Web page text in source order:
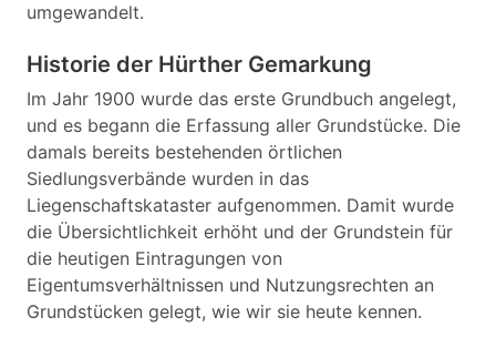
umgewandelt.
Historie der Hürther Gemarkung
Im Jahr 1900 wurde das erste Grundbuch angelegt,
und es begann die Erfassung aller Grundstücke. Die
damals bereits bestehenden örtlichen
Siedlungsverbände wurden in das
Liegenschaftskataster aufgenommen. Damit wurde
die Übersichtlichkeit erhöht und der Grundstein für
die heutigen Eintragungen von
Eigentumsverhältnissen und Nutzungsrechten an
Grundstücken gelegt, wie wir sie heute kennen.